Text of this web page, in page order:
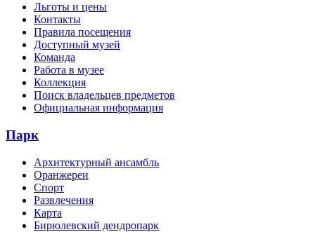
Льготы и цены
Контакты
Правила посещения
Доступный музей
Команда
Работа в музее
Коллекция
Поиск владельцев предметов
Официальная информация
Парк
Архитектурный ансамбль
Оранжереи
Спорт
Развлечения
Карта
Бирюлевский дендропарк